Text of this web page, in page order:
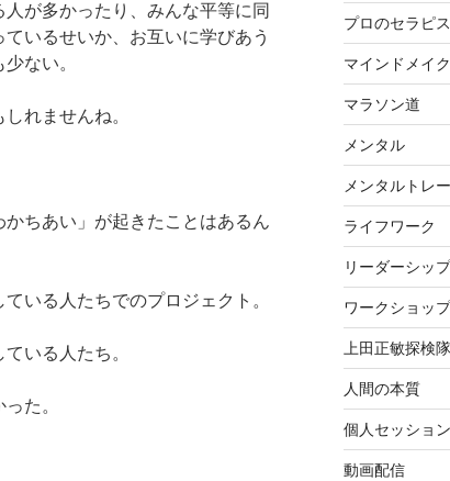
が多かったり、みんな平等に同
いるせいか、お互いに学びあう
ない。
れませんね。
ちあい」が起きたことはあるん
いる人たちでのプロジェクト。
いる人たち。
た。
プロのセラピ
マインドメイク
マラソン道
メンタル
メンタルトレ
ライフワーク
リーダーシップ
ワークショップ
上田正敏探検隊
人間の本質
個人セッション
動画配信